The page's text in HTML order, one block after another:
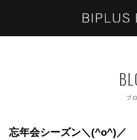
ブ
忘年会シーズン＼(^o^)／